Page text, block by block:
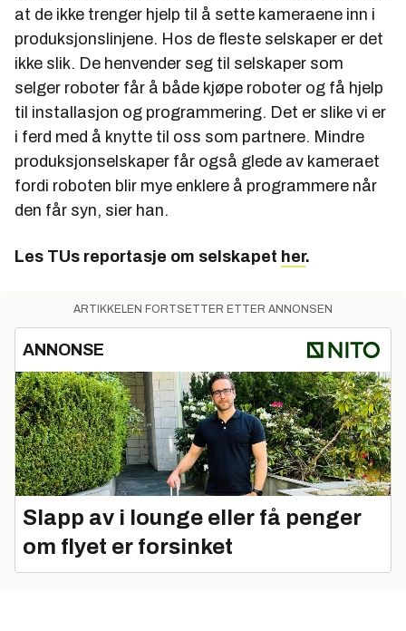
at de ikke trenger hjelp til å sette kameraene inn i
produksjonslinjene. Hos de fleste selskaper er det
ikke slik. De henvender seg til selskaper som
selger roboter får å både kjøpe roboter og få hjelp
til installasjon og programmering. Det er slike vi er
i ferd med å knytte til oss som partnere. Mindre
produksjonselskaper får også glede av kameraet
fordi roboten blir mye enklere å programmere når
den får syn, sier han.
Les TUs reportasje om selskapet her.
ARTIKKELEN FORTSETTER ETTER ANNONSEN
ANNONSE
Slapp av i lounge eller få penger
om flyet er forsinket